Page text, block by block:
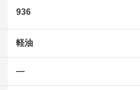
936
軽油
―